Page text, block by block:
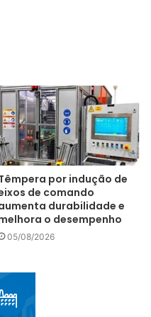
empregos, muitos
a jornada de
dos salários ou
da CNI revela que
aos programas oficiais
com
todos (96%) os
a empresa adotar
como uso de
por indução de
de comando
durabilidade e
o desempenho
05/08/2026